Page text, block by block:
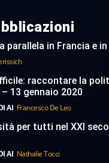
parallela in Francia e
raccontare la
13 gennaio 2020
AI Francesco De Leo
per tutti nel XXI
AI Nathalie Tocci